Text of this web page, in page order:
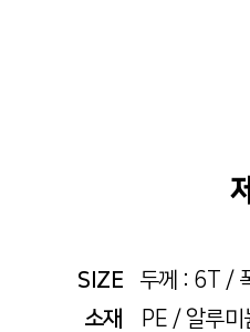
SIZE
두께 : 6T /
소재
PE / 알루